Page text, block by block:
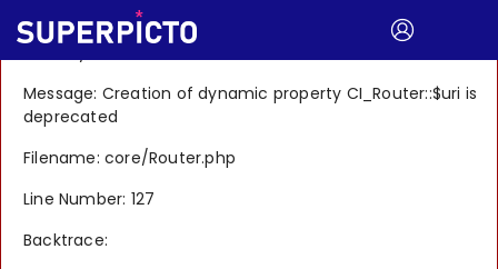
A PHP Error was encountered
Message: Creation of dynamic property CI_Router::$uri is
deprecated
Filename: core/Router.php
Line Number: 127
Backtrace: